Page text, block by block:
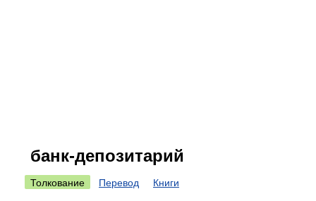
банк-депозитарий
Толкование Перевод Книги